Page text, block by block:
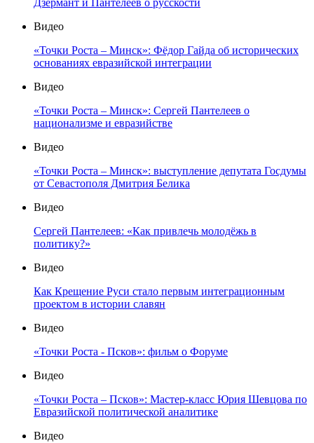
Дзермант и Пантелеев о русскости
Видео
«Точки Роста – Минск»: Фёдор Гайда об исторических
основаниях евразийской интеграции
Видео
«Точки Роста – Минск»: Сергей Пантелеев о
национализме и евразийстве
Видео
«Точки Роста – Минск»: выступление депутата Госдумы
от Севастополя Дмитрия Белика
Видео
Сергей Пантелеев: «Как привлечь молодёжь в
политику?»
Видео
Как Крещение Руси стало первым интеграционным
проектом в истории славян
Видео
«Точки Роста - Псков»: фильм о Форуме
Видео
«Точки Роста – Псков»: Мастер-класс Юрия Шевцова по
Евразийской политической аналитике
Видео